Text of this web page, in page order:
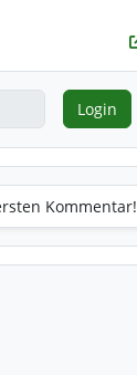
Login
Kommentar!